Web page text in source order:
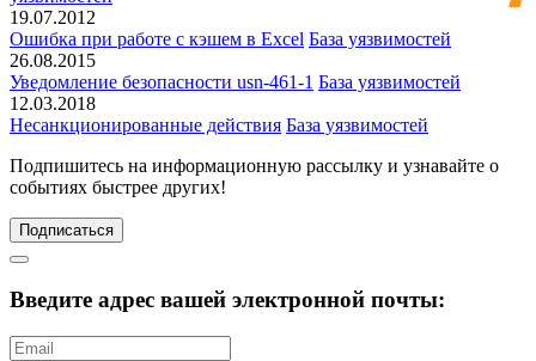
19.07.2012
Ошибка при работе с кэшем в Excel База уязвимостей
26.08.2015
Уведомление безопасности usn-461-1 База уязвимостей
12.03.2018
Несанкционированные действия База уязвимостей
Подпишитесь на информационную рассылку и узнавайте о
событиях быстрее других!
Подписаться
Введите адрес вашей электронной почты: